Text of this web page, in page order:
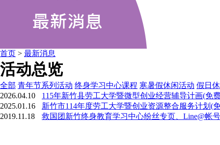
首页 > 最新消息
活动总览
全部 青年节系列活动 终身学习中心课程 寒暑假休闲活动 假日
2026.04.10
115年新竹县劳工大学暨微型创业经营辅导计画(免
2025.01.16
新竹市114年度劳工大学暨创业资源整合服务计划(
2019.11.18
救国团新竹终身教育学习中心纷丝专页、Line@帐号